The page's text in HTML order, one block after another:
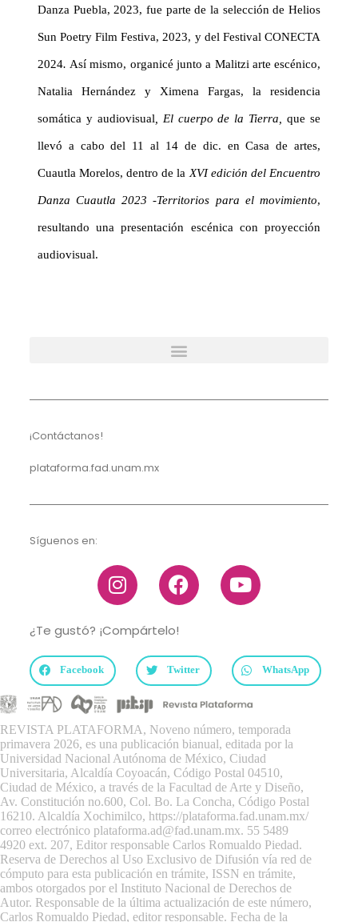
Danza Puebla, 2023, fue parte de la selección de Helios
Sun Poetry Film Festiva, 2023, y del Festival CONECTA
2024. Así mismo, organicé junto a Malitzi arte escénico,
Natalia Hernández y Ximena Fargas, la residencia
somática y audiovisual , El cuerpo de la Tierra,que se
llevó a cabo del 11 al 14 de dic. en Casa de artes,
Cuautla Morelos, dentro de la XVI edición del Encuentro
Danza Cuautla 2023 -Territorios para el movimiento,
resultando una presentación escénica con proyección
audiovisual.
¡Contáctanos!
plataforma.fad.unam.mx
Síguenos en:
¿Te gustó? ¡Compártelo!
Facebook Twitter WhatsApp
REVISTA PLATAFORMA, Noveno número, temporada
primavera 2026, es una publicación bianual, editada por la
Universidad Nacional Autónoma de México, Ciudad
Universitaria, Alcaldía Coyoacán, Código Postal 04510,
Ciudad de México, a través de la Facultad de Arte y Diseño,
Av. Constitución no.600, Col. Bo. La Concha, Código Postal
16210. Alcaldía Xochimilco, https://plataforma.fad.unam.mx/
correo electrónico plataforma.ad@fad.unam.mx. 55 5489
4920 ext. 207, Editor responsable Carlos Romualdo Piedad.
Reserva de Derechos al Uso Exclusivo de Difusión vía red de
cómputo para esta publicación en trámite, ISSN en trámite,
ambos otorgados por el Instituto Nacional de Derechos de
Autor. Responsable de la última actualización de este número,
Carlos Romualdo Piedad, editor responsable. Fecha de la